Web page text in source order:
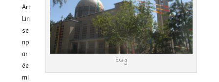
Ewig
Art
Lin
se
np
ür
ée
mi